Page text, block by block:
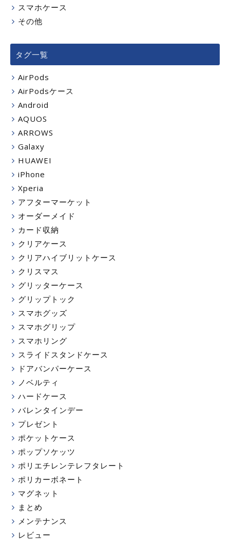
スマホケース
その他
タグ一覧
AirPods
AirPodsケース
Android
AQUOS
ARROWS
Galaxy
HUAWEI
iPhone
Xperia
アフターマーケット
オーダーメイド
カード収納
クリアケース
クリアハイブリットケース
クリスマス
グリッターケース
グリップトック
スマホグッズ
スマホグリップ
スマホリング
スライドスタンドケース
ドアバンパーケース
ノベルティ
ハードケース
バレンタインデー
プレゼント
ポケットケース
ポップソケッツ
ポリエチレンテレフタレート
ポリカーボネート
マグネット
まとめ
メンテナンス
レビュー